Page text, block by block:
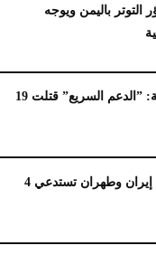
التوتر باليمن ويوجه
السودان .. القوة المشتركة: ”الدعم السريع” قتلت 19
الاتحاد الأوروبي يصعّد ضد إيران وطهران تستدعي 4